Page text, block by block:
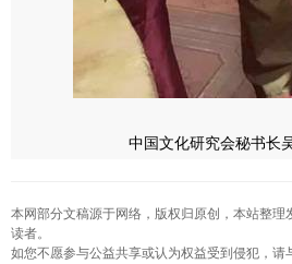
中国文化研究会秘书长
本网部分文稿源于网络，版权归原创，本站整理
读者。
如您不愿参与公益共享或认为权益受到侵犯，请